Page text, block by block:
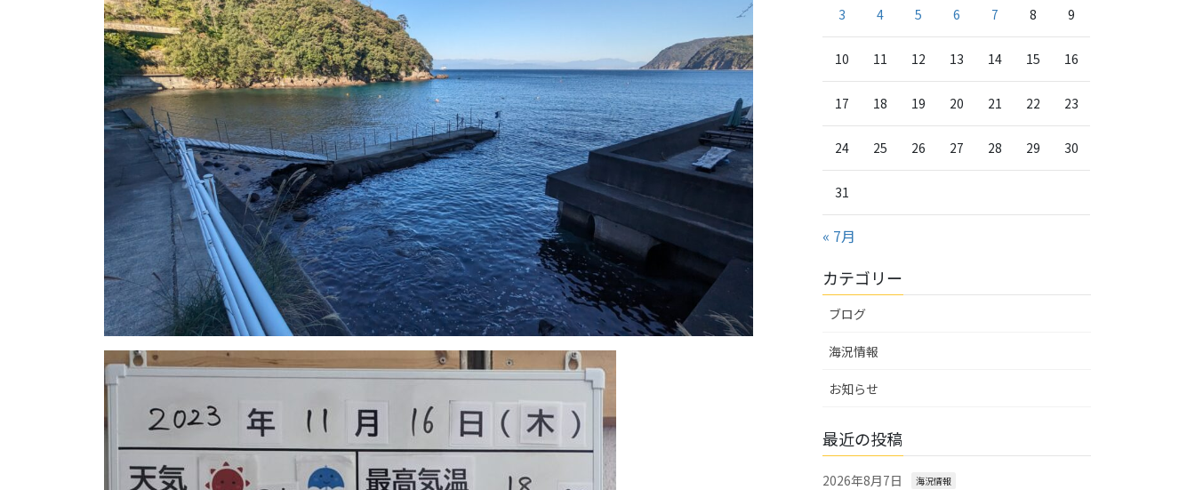
3 4 5 6 7 8 9
10 11 12 13 14 15 16
17 18 19 20 21 22 23
24 25 26 27 28 29 30
31
« 7月
カテゴリー
ブログ
海況情報
お知らせ
最近の投稿
2026年8月7日 海況情報